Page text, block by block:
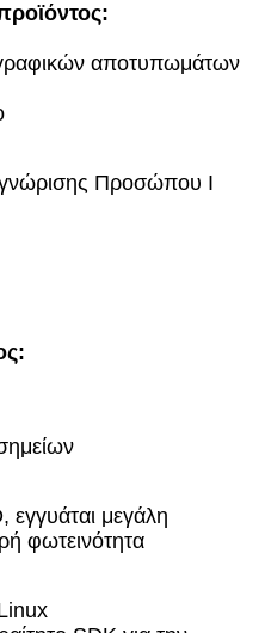
αποτυπωμάτων
Προσώπου I
εγγυάται μεγάλη
φωτεινότητα